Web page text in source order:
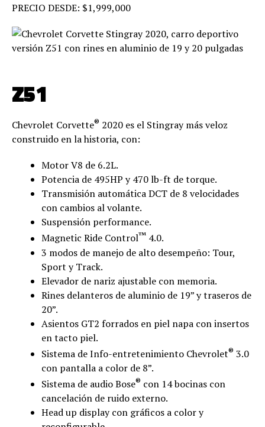
PRECIO DESDE: $1,999,000
Z51
Chevrolet Corvette® 2020 es el Stingray más veloz
construido en la historia, con:
Motor V8 de 6.2L.
Potencia de 495HP y 470 lb-ft de torque.
Transmisión automática DCT de 8 velocidades
con cambios al volante.
Suspensión performance.
Magnetic Ride Control™ 4.0.
3 modos de manejo de alto desempeño: Tour,
Sport y Track.
Elevador de nariz ajustable con memoria.
Rines delanteros de aluminio de 19” y traseros de
20”.
Asientos GT2 forrados en piel napa con insertos
en tacto piel.
Sistema de Info-entretenimiento Chevrolet® 3.0
con pantalla a color de 8”.
Sistema de audio Bose® con 14 bocinas con
cancelación de ruido externo.
Head up display con gráficos a color y